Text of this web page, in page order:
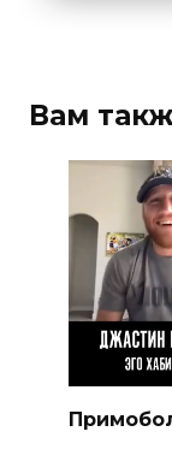
Вам